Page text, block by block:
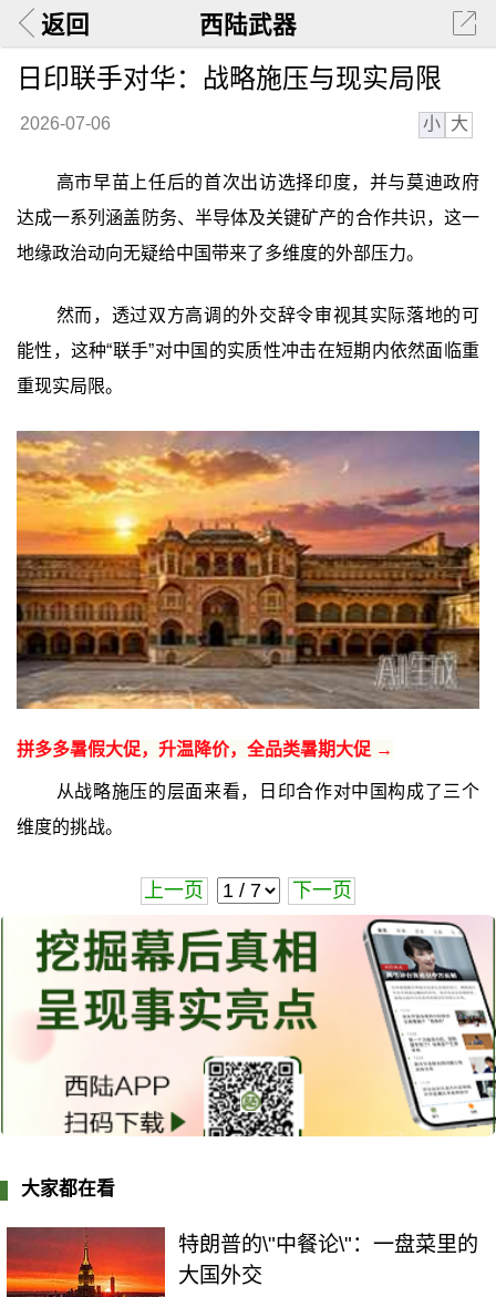
返回 西陆武器
日印联手对华：战略施压与现实局限
2026-07-06 小 大
高市早苗上任后的首次出访选择印度，并与莫迪政府
达成一系列涵盖防务、半导体及关键矿产的合作共识，这一
地缘政治动向无疑给中国带来了多维度的外部压力。
然而，透过双方高调的外交辞令审视其实际落地的可
能性，这种“联手”对中国的实质性冲击在短期内依然面临重
重现实局限。
拼多多暑假大促，升温降价，全品类暑期大促 →
从战略施压的层面来看，日印合作对中国构成了三个
维度的挑战。
上一页 下一页
大家都在看
特朗普的\"中餐论\"：一盘菜里的
大国外交